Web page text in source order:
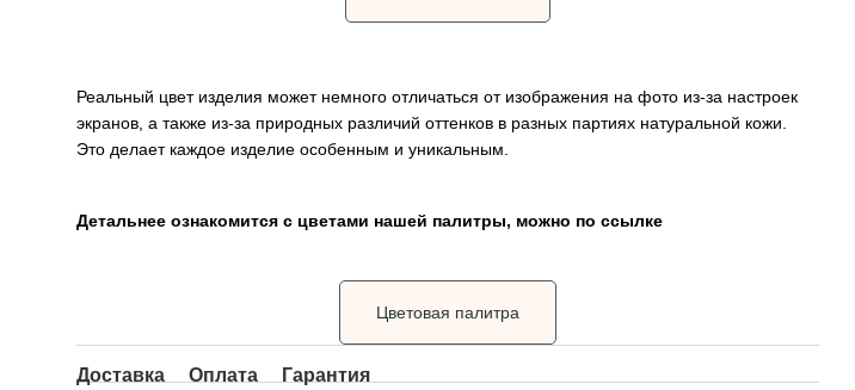
Реальный цвет изделия может немного отличаться от изображения на фото из-за настроек
экранов, а также из-за природных различий оттенков в разных партиях натуральной кожи.
Это делает каждое изделие особенным и уникальным.
Детальнее ознакомится с цветами нашей палитры, можно по ссылке
Цветовая палитра
Доставка Оплата Гарантия